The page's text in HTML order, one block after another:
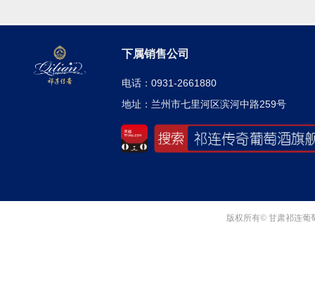
下属销售公司
电话：0931-2661880
地址：兰州市七里河区滨河中路259号
版权所有© 甘肃祁连葡